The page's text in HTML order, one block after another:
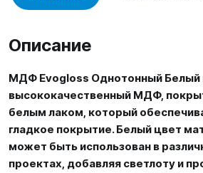
Описание
МДФ Evogloss Однотонный Белый
высококачественный МДФ,
белым лаком, который
гладкое покрытие. Белый цвет
может быть использован в
проектах, добавляя светлоту и